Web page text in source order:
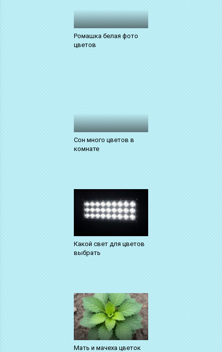
Ромашка белая фото
цветов
Сон много цветов в
комнате
Какой свет для цветов
выбрать
Мать и мачеха цветок